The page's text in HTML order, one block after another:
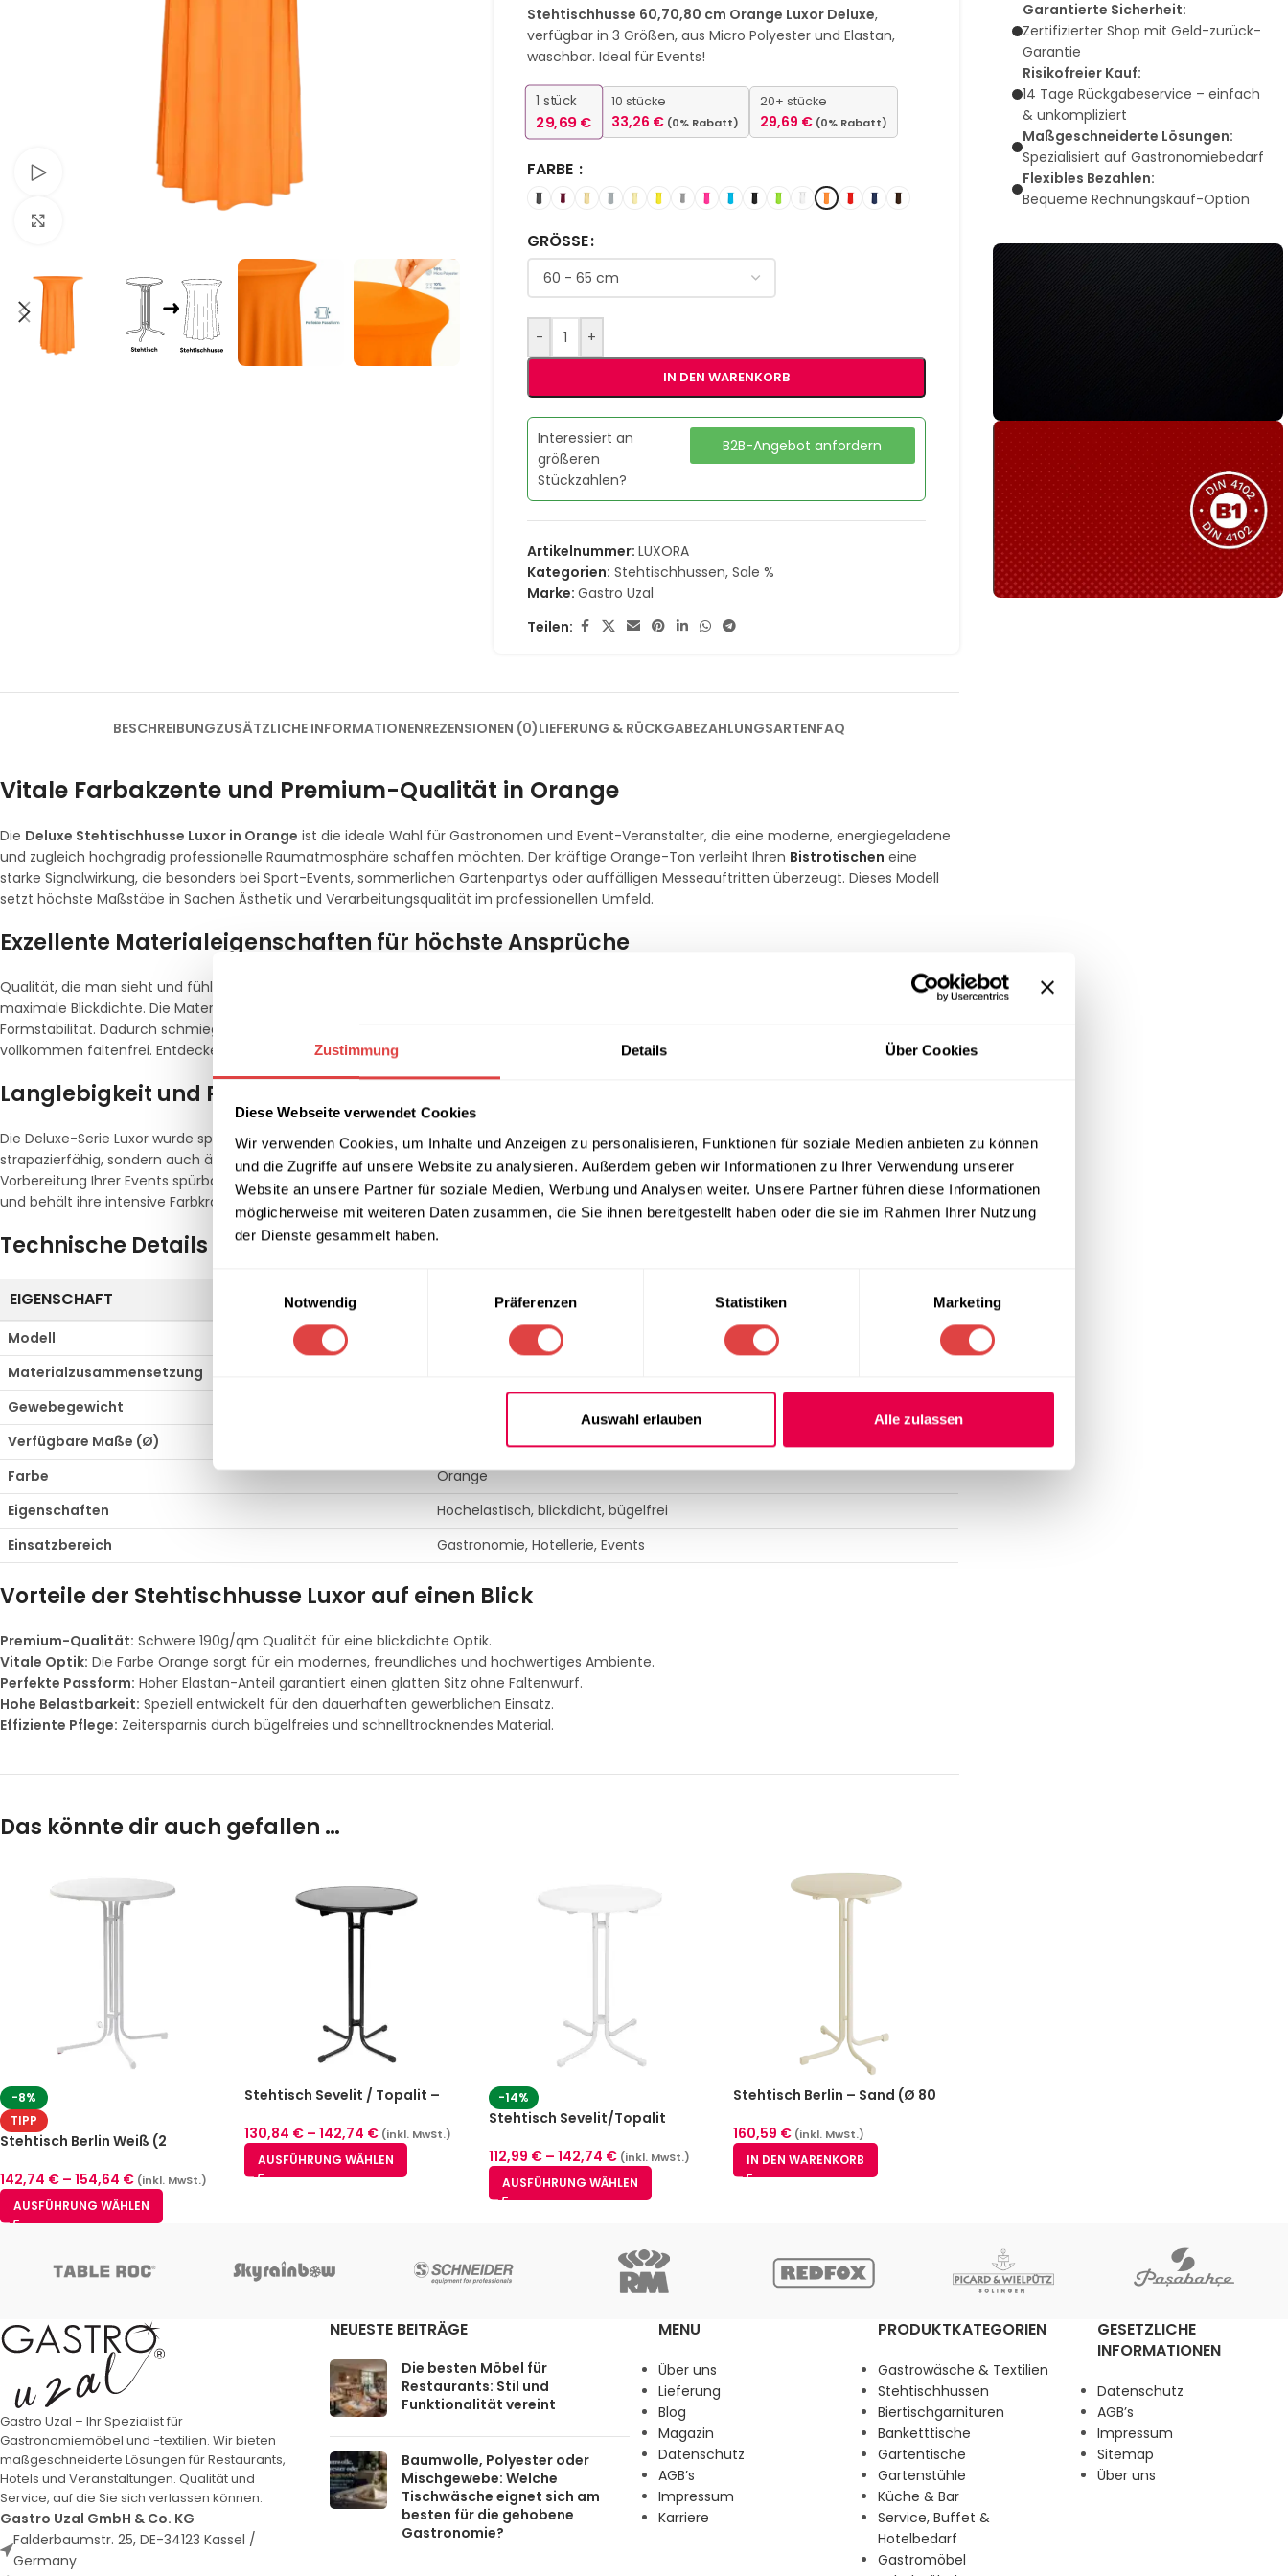
Zustimmung Details Über Cookies
Diese Webseite verwendet Cookies
Wir verwenden Cookies, um Inhalte und Anzeigen zu personalisieren, Funktionen für soziale Medien anbieten zu können
und die Zugriffe auf unsere Website zu analysieren. Außerdem geben wir Informationen zu Ihrer Verwendung unserer
Website an unsere Partner für soziale Medien, Werbung und Analysen weiter. Unsere Partner führen diese Informationen
möglicherweise mit weiteren Daten zusammen, die Sie ihnen bereitgestellt haben oder die sie im Rahmen Ihrer Nutzung
der Dienste gesammelt haben.
Notwendig
Präferenzen Statistiken Marketing
Auswahl erlauben Alle zulassen
Stehtischhusse 60,70,80 cm Orange Luxor Deluxe,
verfügbar in 3 Größen, aus Micro Polyester und Elastan,
waschbar. Ideal für Events!
1 stück
29,69€
10 stücke
33,26 € (0% Rabatt)
20+ stücke
29,69 € (0% Rabatt)
FARBE
GRÖSSE
- +
IN DEN WARENKORB
Interessiert an
größeren
Stückzahlen?
B2B-Angebot anfordern
Artikelnummer:LUXORA
Kategorien: Stehtischhussen, Sale %
Marke:Gastro Uzal
Teilen:
BESCHREIBUNGZUSÄTZLICHE INFORMATIONENREZENSIONEN (0)LIEFERUNG & RÜCKGABEZAHLUNGSARTENFAQ
Vitale Farbakzente und Premium-Qualität in Orange
Die Deluxe Stehtischhusse Luxor in Orange ist die ideale Wahl für Gastronomen und Event-Veranstalter, die eine moderne, energiegeladene
und zugleich hochgradig professionelle Raumatmosphäre schaffen möchten. Der kräftige Orange-Ton verleiht Ihren Bistrotischen eine
starke Signalwirkung, die besonders bei Sport-Events, sommerlichen Gartenpartys oder auffälligen Messeauftritten überzeugt. Dieses Modell
setzt höchste Maßstäbe in Sachen Ästhetik und Verarbeitungsqualität im professionellen Umfeld.
Exzellente Materialeigenschaften für höchste Ansprüche
Qualität, die man sieht und fühlt: Mit einem Flächengewicht von
maximale Blickdichte. Die Materialzusammensetzung aus
Formstabilität. Dadurch schmiegt sich die Husse präzise an das Gestell Ihrer Tische an und bleibt über die gesamte Dauer Ihrer Veranstaltung
vollkommen faltenfrei. Entdecken Sie weitere Premium-Lösungen in unserer Kategorie
Stehtischhussen
Langlebigkeit und Pflegeleichtigkeit im Gastro-Alltag
Die Deluxe-Serie Luxor wurde speziell für die intensive gewerbliche Nutzung entwickelt. Das schwere Gewebe ist nicht nur besonders
strapazierfähig, sondern auch äußerst pflegeleicht. Das Material ist schnelltrocknend und nahezu bügelfrei, was die operativen Abläufe bei der
Vorbereitung Ihrer Events spürbar optimiert. Durch die hochwertige Verarbeitung bleibt die Husse auch nach häufigem Waschen formgetreu
und behält ihre intensive Farbkraft, was sie zu einer nachhaltigen Investition für Ihren Betrieb macht.
Technische Details im Überblick
EIGENSCHAFT SPEZIFIKATION
Modell
Luxor (Deluxe-Stretch)
Materialzusammensetzung
Gewebegewicht
Verfügbare Maße (Ø)
60 – 65 cm, 70 – 75 cm, 80 – 85 cm
Farbe
Orange
Eigenschaften
Hochelastisch, blickdicht, bügelfrei
Einsatzbereich
Gastronomie, Hotellerie, Events
Vorteile der Stehtischhusse Luxor auf einen Blick
Premium-Qualität: Schwere 190g/qm Qualität für eine blickdichte Optik.
Vitale Optik: Die Farbe Orange sorgt für ein modernes, freundliches und hochwertiges Ambiente.
Perfekte Passform: Hoher Elastan-Anteil garantiert einen glatten Sitz ohne Faltenwurf.
Hohe Belastbarkeit: Speziell entwickelt für den dauerhaften gewerblichen Einsatz.
Effiziente Pflege: Zeitersparnis durch bügelfreies und schnelltrocknendes Material.
Das könnte dir auch gefallen …
-8%
TIPP
Stehtisch Berlin Weiß (2
142,74 € – 154,64 € (inkl. MwSt.)
AUSFÜHRUNG WÄHLEN
Stehtisch Sevelit / Topalit –
130,84 € –142,74 € (inkl. MwSt.)
AUSFÜHRUNG WÄHLEN
-14%
Stehtisch Sevelit/Topalit
112,99 € –142,74 € (inkl. MwSt.)
AUSFÜHRUNG WÄHLEN
Stehtisch Berlin – Sand (Ø 80
160,59 € (inkl. MwSt.)
IN DEN WARENKORB
Garantierte Sicherheit:
Zertifizierter Shop mit Geld-zurück-
Garantie
Risikofreier Kauf:
14 Tage Rückgabeservice – einfach
& unkompliziert
Maßgeschneiderte Lösungen:
Spezialisiert auf Gastronomiebedarf
Flexibles Bezahlen:
Bequeme Rechnungskauf-Option
Sie haben nicht das passende
Produkt gefunden?
Wir helfen Ihnen gerne weiter!
Gastro Uzal – Ihr Spezialist für
Gastronomiemöbel und -textilien. Wir bieten
maßgeschneiderte Lösungen für Restaurants,
Hotels und Veranstaltungen. Qualität und
Service, auf die Sie sich verlassen können.
Gastro Uzal GmbH & Co. KG
Falderbaumstr. 25, DE-34123 Kassel /
Germany
NEUESTE BEITRÄGE
Die besten Möbel für
Restaurants: Stil und
Funktionalität vereint
Baumwolle, Polyester oder
Mischgewebe: Welche
Tischwäsche eignet sich am
besten für die gehobene
Gastronomie?
MENU
Über uns
Lieferung
Blog
Magazin
Datenschutz
AGB’s
Impressum
Karriere
PRODUKTKATEGORIEN
Gastrowäsche & Textilien
Stehtischhussen
Biertischgarnituren
Banketttische
Gartentische
Gartenstühle
Küche & Bar
Service, Buffet &
Hotelbedarf
Gastromöbel
GESETZLICHE
INFORMATIONEN
Datenschutz
AGB’s
Impressum
Sitemap
Über uns